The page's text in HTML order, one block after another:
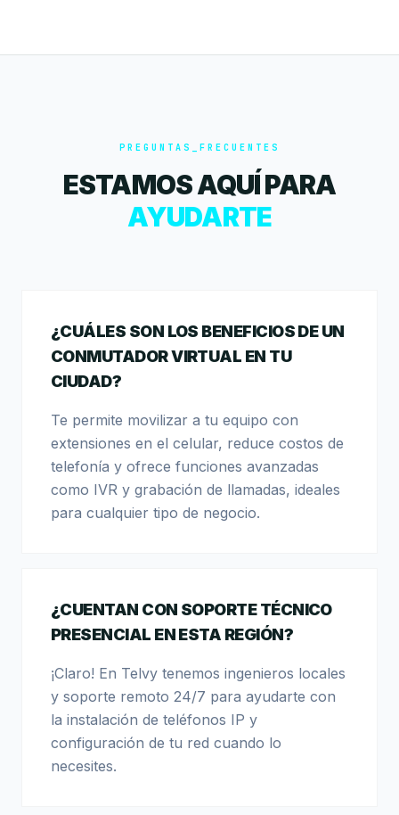
PREGUNTAS_FRECUENTES
ESTAMOS AQUÍ PARA
AYUDARTE
¿CUÁLES SON LOS BENEFICIOS DE UN
CONMUTADOR VIRTUAL EN TU
CIUDAD?
Te permite movilizar a tu equipo con
extensiones en el celular, reduce costos de
telefonía y ofrece funciones avanzadas
como IVR y grabación de llamadas, ideales
para cualquier tipo de negocio.
¿CUENTAN CON SOPORTE TÉCNICO
PRESENCIAL EN ESTA REGIÓN?
¡Claro! En Telvy tenemos ingenieros locales
y soporte remoto 24/7 para ayudarte con
la instalación de teléfonos IP y
configuración de tu red cuando lo
necesites.